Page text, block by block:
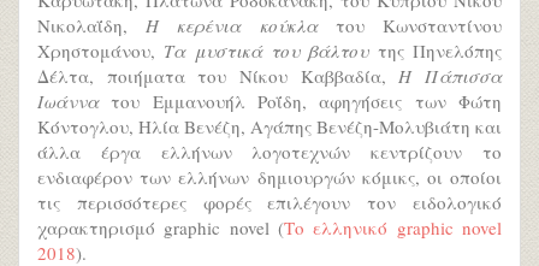
Νικολαΐδη,Η κερένια κούκλατου Κωνσταντίνου
Χρηστομάνου, Τα μυστικά του βάλτουτης Πηνελόπης
Δέλτα, ποιήματα του Νίκου Καββαδία,Η Πάπισσα
Ιωάννατου Εμμανουήλ Ροΐδη, αφηγήσεις των Φώτη
Κόντογλου, Ηλία Βενέζη, Αγάπης Βενέζη-Μολυβιάτη και
άλλα έργα ελλήνων λογοτεχνών κεντρίζουν το
ενδιαφέρον των ελλήνων δημιουργών κόμικς, οι οποίοι
τις περισσότερες φορές επιλέγουν τον ειδολογικό
χαρακτηρισμό graphic novel (Το ελληνικό graphic novel
2018).